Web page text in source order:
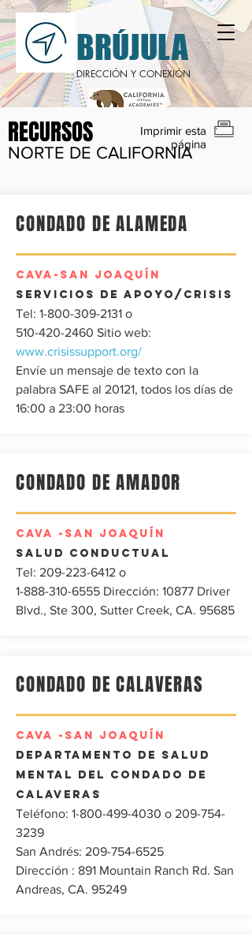
BRÚJULA
DIRECCIÓN Y CONEXIÓN
RECURSOS
NORTE DE CALIFORNIA
Imprimir esta
página
CONDADO DE ALAMEDA
CAVA-SAN JOAQUÍN
Servicios de apoyo/crisis
‎Tel: 1-800-309-2131 o‎
510-420-2460 Sitio web:
www.crisissupport.org/
Envíe un mensaje de texto con la
palabra SAFE al 20121, todos los días de
16:00 a 23:00 horas
CONDADO DE AMADOR
CAVA -SAN JOAQUÍN
Salud conductual
Tel: 209-223-6412 o
1-888-310-6555 Dirección: 10877 Driver
Blvd., Ste 300, Sutter Creek, CA. 95685
CONDADO DE CALAVERAS
CAVA -SAN JOAQUÍN
Departamento de Salud
Mental del Condado de
Calaveras
Teléfono: 1-800-499-4030 o 209-754-
3239
San Andrés: 209-754-6525
Dirección : 891 Mountain Ranch Rd. San
Andreas, CA. 95249